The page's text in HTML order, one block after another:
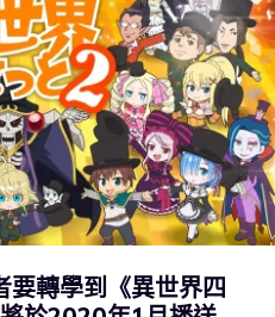
要轉學到《異世界四